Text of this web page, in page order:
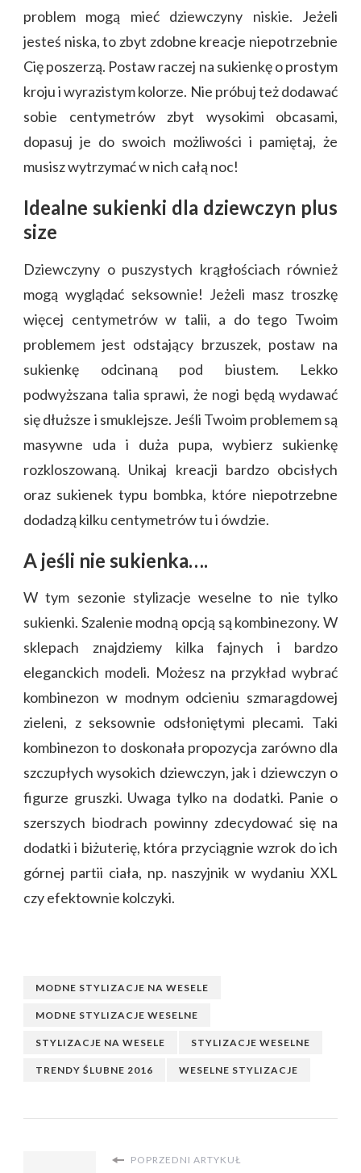
problem mogą mieć dziewczyny niskie. Jeżeli
jesteś niska, to zbyt zdobne kreacje niepotrzebnie
Cię poszerzą. Postaw raczej na sukienkę o prostym
kroju i wyrazistym kolorze. Nie próbuj też dodawać
sobie centymetrów zbyt wysokimi obcasami,
dopasuj je do swoich możliwości i pamiętaj, że
musisz wytrzymać w nich całą noc!
Idealne sukienki dla dziewczyn plus
size
Dziewczyny o puszystych krągłościach również
mogą wyglądać seksownie! Jeżeli masz troszkę
więcej centymetrów w talii, a do tego Twoim
problemem jest odstający brzuszek, postaw na
sukienkę odcinaną pod biustem. Lekko
podwyższana talia sprawi, że nogi będą wydawać
się dłuższe i smuklejsze. Jeśli Twoim problemem są
masywne uda i duża pupa, wybierz sukienkę
rozkloszowaną. Unikaj kreacji bardzo obcisłych
oraz sukienek typu bombka, które niepotrzebne
dodadzą kilku centymetrów tu i ówdzie.
A jeśli nie sukienka….
W tym sezonie stylizacje weselne to nie tylko
sukienki. Szalenie modną opcją są kombinezony. W
sklepach znajdziemy kilka fajnych i bardzo
eleganckich modeli. Możesz na przykład wybrać
kombinezon w modnym odcieniu szmaragdowej
zieleni, z seksownie odsłoniętymi plecami. Taki
kombinezon to doskonała propozycja zarówno dla
szczupłych wysokich dziewczyn, jak i dziewczyn o
figurze gruszki. Uwaga tylko na dodatki. Panie o
szerszych biodrach powinny zdecydować się na
dodatki i biżuterię, która przyciągnie wzrok do ich
górnej partii ciała, np. naszyjnik w wydaniu XXL
czy efektownie kolczyki.
MODNE STYLIZACJE NA WESELE
MODNE STYLIZACJE WESELNE
STYLIZACJE NA WESELE STYLIZACJE WESELNE
TRENDY ŚLUBNE 2016 WESELNE STYLIZACJE
POPRZEDNI ARTYKUŁ